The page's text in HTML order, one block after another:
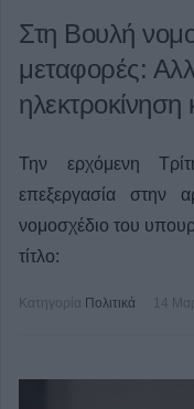
Στη Βουλή
μεταφορές:
ηλεκτροκίνηση
Την ερχόμενη
επεξεργασία στην
νομοσχέδιο του
τίτλο:
Κατηγορία Πολιτικά 14